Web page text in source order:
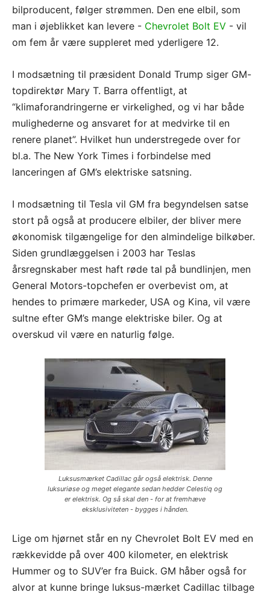
bilproducent, følger strømmen. Den ene elbil, som
man i øjeblikket kan levere - Chevrolet Bolt EV - vil
om fem år være suppleret med yderligere 12.
I modsætning til præsident Donald Trump siger GM-
topdirektør Mary T. Barra offentligt, at
“klimaforandringerne er virkelighed, og vi har både
mulighederne og ansvaret for at medvirke til en
renere planet”. Hvilket hun understregede over for
bl.a. The New York Times i forbindelse med
lanceringen af GM’s elektriske satsning.
I modsætning til Tesla vil GM fra begyndelsen satse
stort på også at producere elbiler, der bliver mere
økonomisk tilgængelige for den almindelige bilkøber.
Siden grundlæggelsen i 2003 har Teslas
årsregnskaber mest haft røde tal på bundlinjen, men
General Motors-topchefen er overbevist om, at
hendes to primære markeder, USA og Kina, vil være
sultne efter GM’s mange elektriske biler. Og at
overskud vil være en naturlig følge.
Luksusmærket Cadillac går også elektrisk. Denne
luksuriøse og meget elegante sedan hedder Celestiq og
er elektrisk. Og så skal den - for at fremhæve
eksklusiviteten - bygges i hånden.
Lige om hjørnet står en ny Chevrolet Bolt EV med en
rækkevidde på over 400 kilometer, en elektrisk
Hummer og to SUV’er fra Buick. GM håber også for
alvor at kunne bringe luksus-mærket Cadillac tilbage